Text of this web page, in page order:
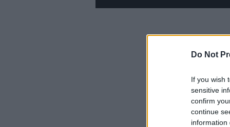
Do Not
If you wish
sensitive
confirm
continue
information